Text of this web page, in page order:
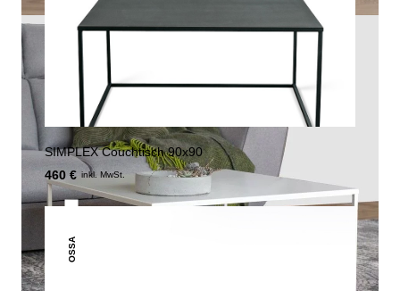
SIMPLEX Couchtisch 90x90
460 € inkl. MwSt.
OSSA